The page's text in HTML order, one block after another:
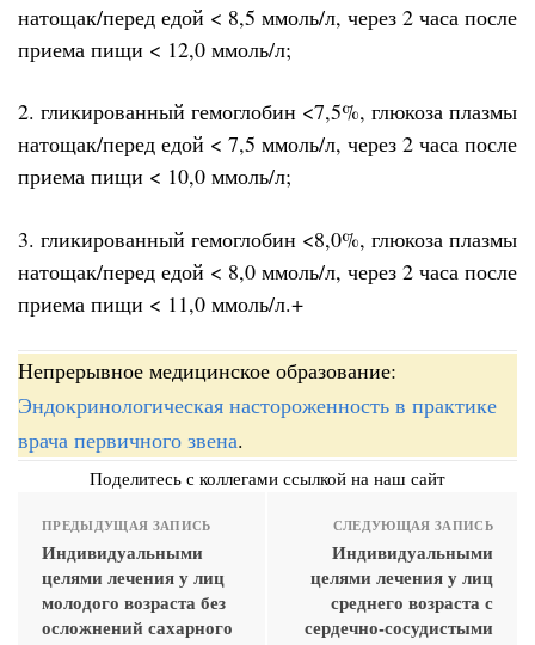
натощак/перед едой < 8,5 ммоль/л, через 2 часа после
приема пищи < 12,0 ммоль/л;
2. гликированный гемоглобин <7,5%, глюкоза плазмы
натощак/перед едой < 7,5 ммоль/л, через 2 часа после
приема пищи < 10,0 ммоль/л;
3. гликированный гемоглобин <8,0%, глюкоза плазмы
натощак/перед едой < 8,0 ммоль/л, через 2 часа после
приема пищи < 11,0 ммоль/л.+
Непрерывное медицинское образование:
Эндокринологическая настороженность в практике
врача первичного звена.
Поделитесь с коллегами ссылкой на наш сайт
ПРЕДЫДУЩАЯ ЗАПИСЬ
Индивидуальными
целями лечения у лиц
молодого возраста без
осложнений сахарного
СЛЕДУЮЩАЯ ЗАПИСЬ
Индивидуальными
целями лечения у лиц
среднего возраста с
сердечно-сосудистыми